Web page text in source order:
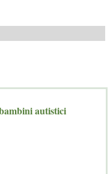
autistici